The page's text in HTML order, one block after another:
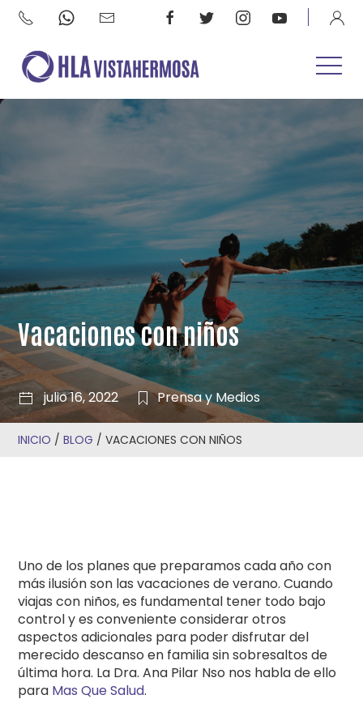
Vacaciones con niños
julio 16, 2022 Prensa y Medios
INICIO /BLOG /VACACIONES CON NIÑOS
Uno de los planes que preparamos cada año con
más ilusión son las vacaciones de verano. Cuando
viajas con niños, es fundamental tener todo bajo
control y es conveniente considerar otros
aspectos adicionales para poder disfrutar del
merecido descanso en familia sin sobresaltos de
última hora. La Dra. Ana Pilar Nso nos habla de ello
para Mas Que Salud.